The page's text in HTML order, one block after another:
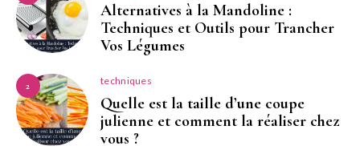
Alternatives à la Mandoline :
Techniques et Outils pour Trancher
Vos Légumes
2 techniques
Quelle est la taille d’une coupe
julienne et comment la réaliser chez
vous ?